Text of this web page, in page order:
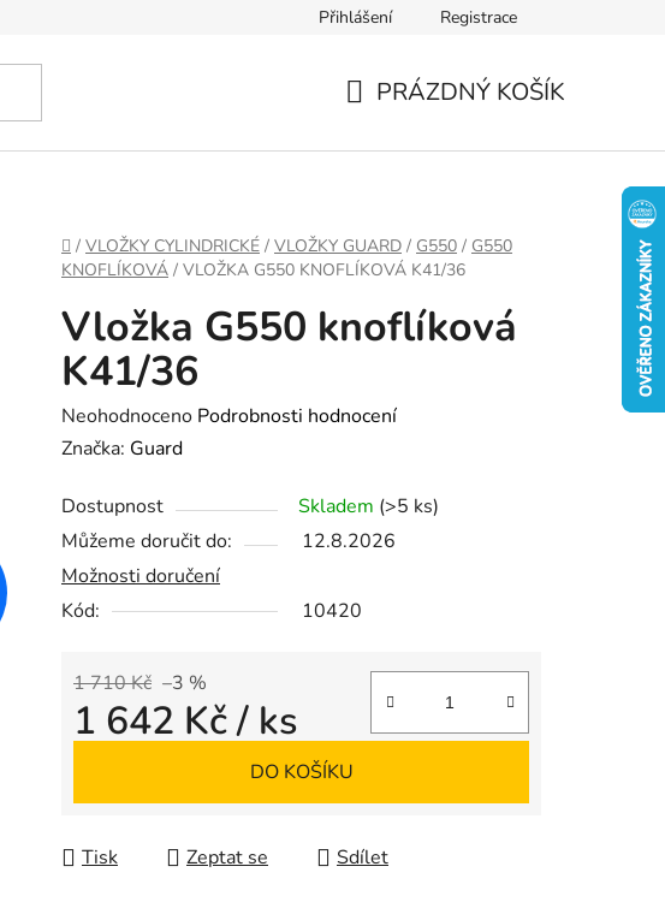
Přihlášení Registrace
PRÁZDNÝ KOŠÍK
DOMŮ
/ VLOŽKY CYLINDRICKÉ / VLOŽKY GUARD / G550 / G550
KNOFLÍKOVÁ / VLOŽKA G550 KNOFLÍKOVÁ K41/36
Vložka G550 knoflíková
K41/36
Průměrné
hodnocení
je
0,0
z
5
Neohodnoceno Podrobnosti hodnocení
Značka: Guard
Dostupnost Skladem (>5 ks)
Můžeme doručit do:
12.8.2026
Možnosti doručení
Kód:
10420
1 710 Kč –3 %
1 642 Kč/ ks
DO KOŠÍKU
Tisk Zeptat se Sdílet